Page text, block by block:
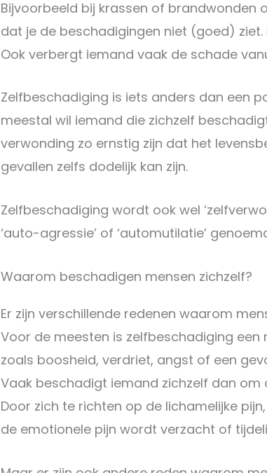
Bijvoorbeeld bij krassen of brandwonden
dat je de beschadigingen niet (goed)
Ook verbergt iemand vaak de schade
Zelfbeschadiging is iets anders dan een
meestal wil iemand die zichzelf
verwonding zo ernstig zijn dat het
gevallen zelfs dodelijk kan zijn.
Zelfbeschadiging wordt ook wel
‘auto-agressie’ of ‘automutilatie’
Waarom beschadigen mensen zichzelf?
Er zijn verschillende redenen waarom
Voor de meesten is zelfbeschadiging
zoals boosheid, verdriet, angst of een
Vaak beschadigt iemand zichzelf dan om
Door zich te richten op de lichamelijke
de emotionele pijn wordt verzacht of